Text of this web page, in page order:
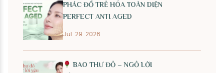
PHÁC ĐỒ TRẺ HÓA TOÀN DIỆN
PERFECT ANTI AGED
Jul .29 .2026
BAO THƯ ĐỎ – NGỎ LỜI